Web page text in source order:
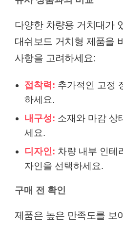
다양한 차량용 거치대가
대쉬보드 거치형 제품을
사항을 고려하세요:
접착력: 추가적인 고정
하세요.
내구성: 소재와 마감 상
세요.
디자인: 차량 내부 인테
자인을 선택하세요.
구매 전 확인
제품은 높은 만족도를 보